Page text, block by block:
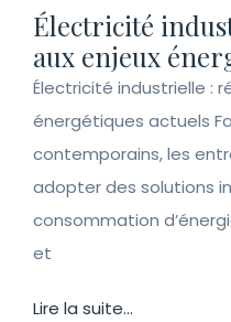
Électricité
aux enjeux
Électricité industrielle :
énergétiques actuels
contemporains, les
adopter des solutions
consommation
et
Lire la suite...